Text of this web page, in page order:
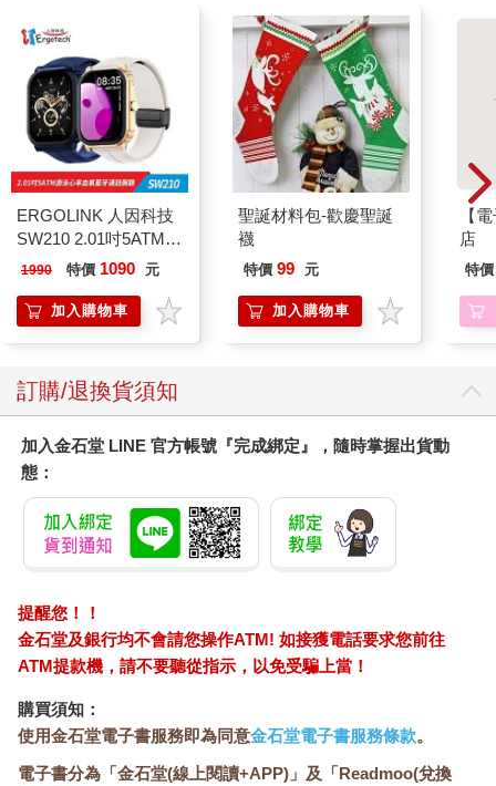
ERGOLINK 人因科技
SW210 2.01吋5ATM游
泳心率血氧藍牙通話腕
1990 特價 1090 元
加入購物車
聖誕材料包-歡慶聖誕
襪
特價 99 元
加入購物車
【
店
特價
訂購/退換貨須知
加入金石堂 LINE 官方帳號『完成綁定』，隨時掌握出貨動
態：
提醒您！！
金石堂及銀行均不會請您操作ATM! 如接獲電話要求您前往
ATM提款機，請不要聽從指示，以免受騙上當！
購買須知：
使用金石堂電子書服務即為同意金石堂電子書服務條款。
電子書分為「金石堂(線上閱讀+APP)」及「Readmoo(兌換